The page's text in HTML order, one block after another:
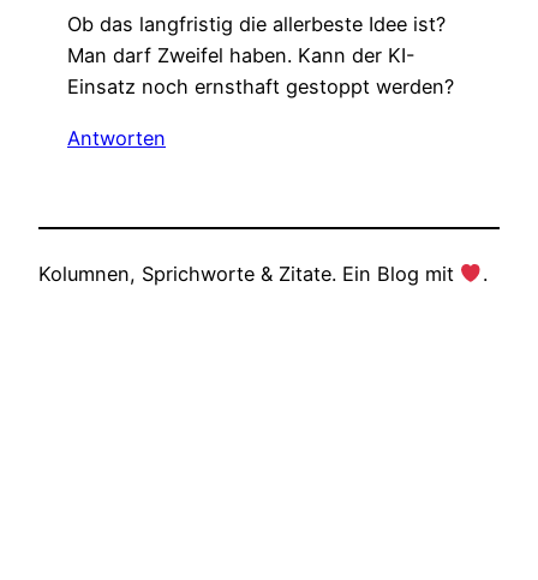
Ob das langfristig die allerbeste Idee ist?
Man darf Zweifel haben. Kann der KI-
Einsatz noch ernsthaft gestoppt werden?
Antworten
Kolumnen, Sprichworte & Zitate. Ein Blog mit .